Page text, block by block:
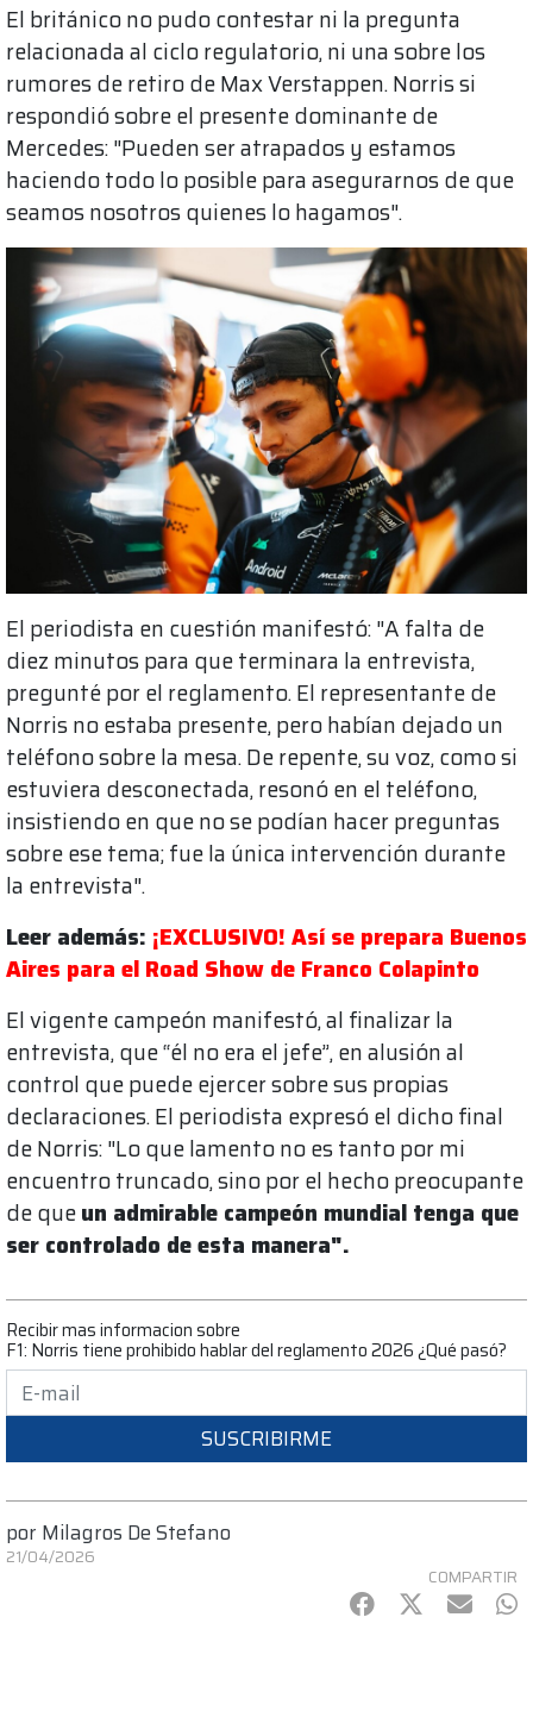
El británico no pudo contestar ni la pregunta
relacionada al ciclo regulatorio, ni una sobre los
rumores de retiro de Max Verstappen. Norris si
respondió sobre el presente dominante de
Mercedes: "Pueden ser atrapados y estamos
haciendo todo lo posible para asegurarnos de que
seamos nosotros quienes lo hagamos".
El periodista en cuestión manifestó: "A falta de
diez minutos para que terminara la entrevista,
pregunté por el reglamento. El representante de
Norris no estaba presente, pero habían dejado un
teléfono sobre la mesa. De repente, su voz, como si
estuviera desconectada, resonó en el teléfono,
insistiendo en que no se podían hacer preguntas
sobre ese tema; fue la única intervención durante
la entrevista".
Leer además: ¡EXCLUSIVO! Así se prepara Buenos
Aires para el Road Show de Franco Colapinto
El vigente campeón manifestó, al finalizar la
entrevista, que “él no era el jefe”, en alusión al
control que puede ejercer sobre sus propias
declaraciones. El periodista expresó el dicho final
de Norris: "Lo que lamento no es tanto por mi
encuentro truncado, sino por el hecho preocupante
de queun admirable campeón mundial tenga que
ser controlado de esta manera".
Recibir mas informacion sobre
F1: Norris tiene prohibido hablar del reglamento 2026 ¿Qué pasó?
SUSCRIBIRME
por Milagros De Stefano
21/04/2026
COMPARTIR
Facebook
Twitter
mail